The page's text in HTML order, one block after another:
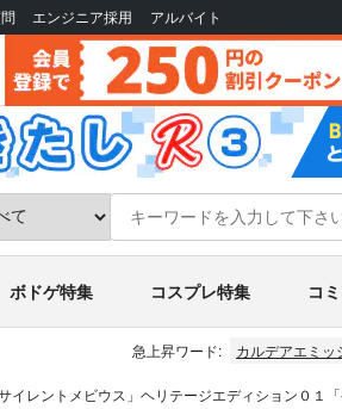
エンジニア採用 アルバイト
ボドゲ特集 コスプレ特集 コ
急上昇ワード: カルデアエミッ
サイレントメビウス」ヘリテージエディション０１